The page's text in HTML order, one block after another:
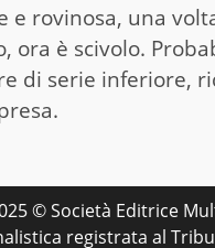
e rovinosa, una
ora è scivolo.
di serie inferiore,
© Società Editrice
registrata al